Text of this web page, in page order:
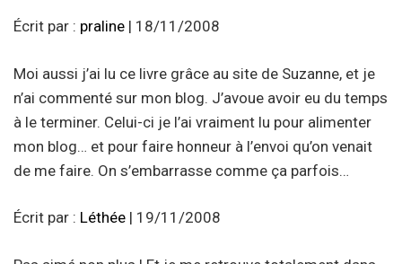
Écrit par : praline | 18/11/2008
Moi aussi j’ai lu ce livre grâce au site de Suzanne, et je
n’ai commenté sur mon blog. J’avoue avoir eu du temps
à le terminer. Celui-ci je l’ai vraiment lu pour alimenter
mon blog… et pour faire honneur à l’envoi qu’on venait
de me faire. On s’embarrasse comme ça parfois…
Écrit par : Léthée | 19/11/2008